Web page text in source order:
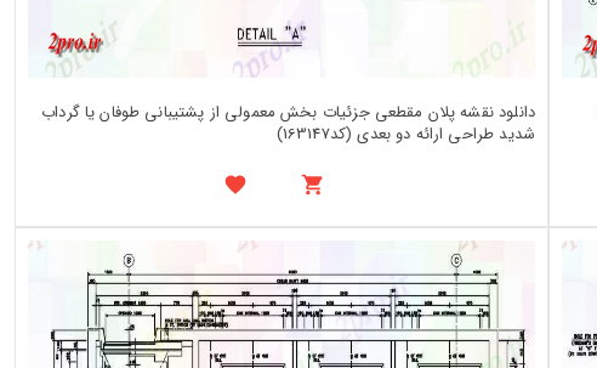
دانلود نقشه پلان مقطعی جزئیات بخش معمولی از پشتیبانی طوفان یا گرداب
شدید طراحی ارائه دو بعدی (کد163147)